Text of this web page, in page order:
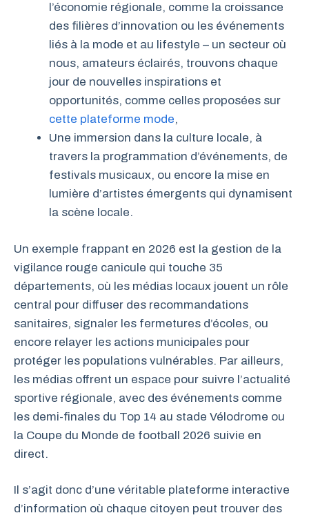
l’économie régionale, comme la croissance
des filières d’innovation ou les événements
liés à la mode et au lifestyle – un secteur où
nous, amateurs éclairés, trouvons chaque
jour de nouvelles inspirations et
opportunités, comme celles proposées sur
cette plateforme mode,
Une immersion dans la culture locale, à
travers la programmation d’événements, de
festivals musicaux, ou encore la mise en
lumière d’artistes émergents qui dynamisent
la scène locale.
Un exemple frappant en 2026 est la gestion de la
vigilance rouge canicule qui touche 35
départements, où les médias locaux jouent un rôle
central pour diffuser des recommandations
sanitaires, signaler les fermetures d’écoles, ou
encore relayer les actions municipales pour
protéger les populations vulnérables. Par ailleurs,
les médias offrent un espace pour suivre l’actualité
sportive régionale, avec des événements comme
les demi-finales du Top 14 au stade Vélodrome ou
la Coupe du Monde de football 2026 suivie en
direct.
Il s’agit donc d’une véritable plateforme interactive
d’information où chaque citoyen peut trouver des